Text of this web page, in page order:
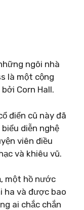
ngôi nhà
là một cộng
Corn Hall.
điển cũ này đã
diễn nghệ
viên điều
và khiêu vũ.
một hồ nước
ha và được bao
ai chắc chắn